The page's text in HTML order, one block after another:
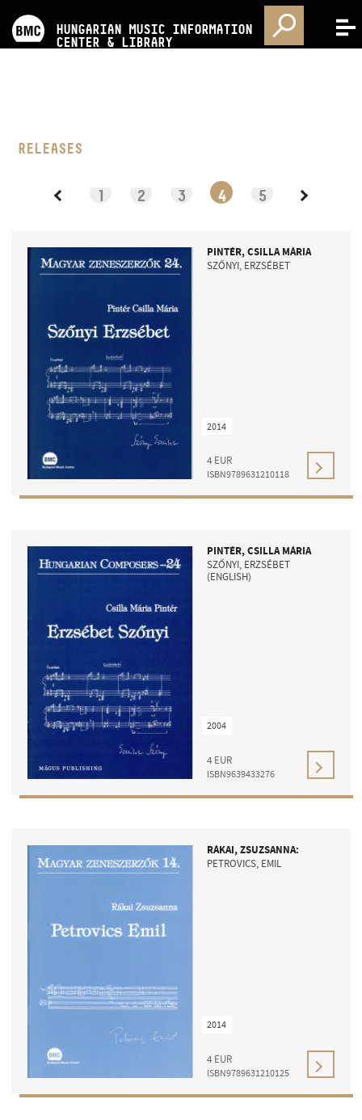
HUNGARIAN MUSIC INFORMATION
CENTER & LIBRARY
MENU
CONTACT
VIDEO GALLERY
ADDRESS
PHONE
OPENING HOURS
ARTIST DATABASE
COMPOSITION DATABASE
RELEASES
1 2 3 4 5
PINTÉR, CSILLA MÁRIA
SZŐNYI, ERZSÉBET
4 EUR
ISBN9789631210118
2014
PINTÉR, CSILLA MÁRIA
SZŐNYI, ERZSÉBET
(ENGLISH)
4 EUR
ISBN9639433276
2004
RÁKAI, ZSUZSANNA:
PETROVICS, EMIL
4 EUR
ISBN9789631210125
2014